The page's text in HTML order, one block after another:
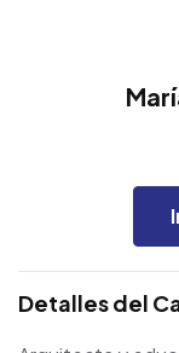
Detalles del